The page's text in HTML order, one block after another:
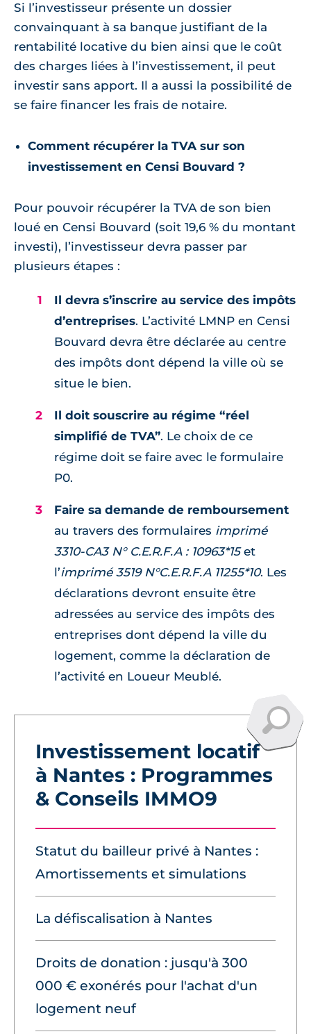
Si l’investisseur présente un dossier
convainquant à sa banque justifiant de la
rentabilité locative du bien ainsi que le coût
des charges liées à l’investissement, il peut
investir sans apport. Il a aussi la possibilité de
se faire financer les frais de notaire.
Comment récupérer la TVA sur son
investissement en Censi Bouvard ?
Pour pouvoir récupérer la TVA de son bien
loué en Censi Bouvard (soit 19,6 % du montant
investi), l’investisseur devra passer par
plusieurs étapes :
Il devra s’inscrire au service des impôts
d’entreprises. L’activité LMNP en Censi
Bouvard devra être déclarée au centre
des impôts dont dépend la ville où se
situe le bien.
Il doit souscrire au régime “réel
simplifié de TVA”. Le choix de ce
régime doit se faire avec le formulaire
P0.
Faire sa demande de remboursement
au travers des formulaires imprimé
3310-CA3 N° C.E.R.F.A : 10963*15et
l’imprimé 3519 N°C.E.R.F.A 11255*10. Les
déclarations devront ensuite être
adressées au service des impôts des
entreprises dont dépend la ville du
logement, comme la déclaration de
l’activité en Loueur Meublé.
Investissement locatif
à Nantes : Programmes
& Conseils IMMO9
Statut du bailleur privé à Nantes :
Amortissements et simulations
La défiscalisation à Nantes
Droits de donation : jusqu'à 300
000 € exonérés pour l'achat d'un
logement neuf